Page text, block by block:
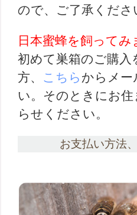
ので、ご了承くださ
日本蜜蜂を飼ってみ
初めて巣箱のご購入
方、 こちら からメー
い。そのときにお
らせください。
お支払い方法